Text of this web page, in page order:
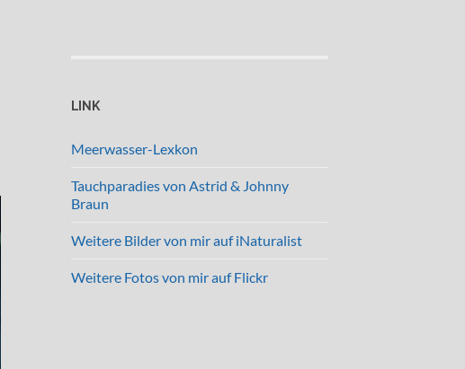
LINK
Meerwasser-Lexkon
Tauchparadies von Astrid & Johnny
Braun
Weitere Bilder von mir auf iNaturalist
Weitere Fotos von mir auf Flickr